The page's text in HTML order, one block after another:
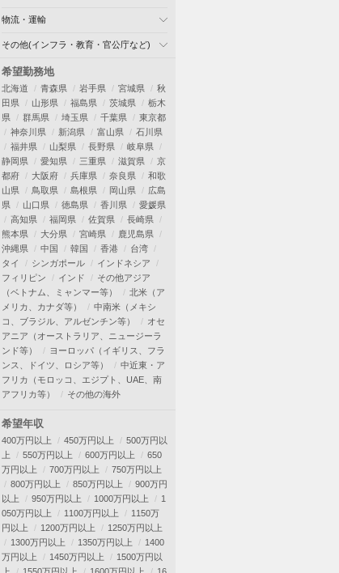
物流・運輸
その他(インフラ・教育・官公庁など)
希望勤務地
北海道 青森県 岩手県 宮城県
秋
田県
山形県 福島県 茨城県
栃木
県
群馬県 埼玉県 千葉県
東京都
神奈川県
新潟県 富山県
石川県
福井県
山梨県 長野県
岐阜県
静岡県
愛知県 三重県 滋賀県
京
都府
大阪府 兵庫県 奈良県
和歌
山県
鳥取県 島根県 岡山県
広島
県
山口県 徳島県 香川県
愛媛県
高知県
福岡県 佐賀県
長崎県
熊本県
大分県 宮崎県
鹿児島県
沖縄県
中国 韓国 香港
台湾
タイ
シンガポール
インドネシア
フィリピン
インド
その他アジア
（ベトナム、ミャンマー等）
北米（ア
メリカ、カナダ等）
中南米（メキシ
コ、ブラジル、アルゼンチン等）
オセ
アニア（オーストラリア、ニュージーラ
ンド等）
ヨーロッパ（イギリス、フラ
ンス、ドイツ、ロシア等）
中近東・ア
フリカ（モロッコ、エジプト、UAE、南
アフリカ等）
その他の海外
希望年収
400万円以上 450万円以上
500万円以
上
550万円以上 600万円以上
650
万円以上
700万円以上
750万円以上
800万円以上
850万円以上
900万円
以上
950万円以上 1000万円以上
1
050万円以上
1100万円以上
1150万
円以上
1200万円以上
1250万円以上
1300万円以上
1350万円以上
1400
万円以上
1450万円以上
1500万円以